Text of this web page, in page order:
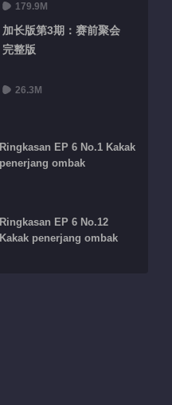
179.9M
加长版第3期：赛前聚会
完整版
26.3M
Ringkasan EP 6 No.1 Kakak
penerjang ombak
Ringkasan EP 6 No.12
Kakak penerjang ombak